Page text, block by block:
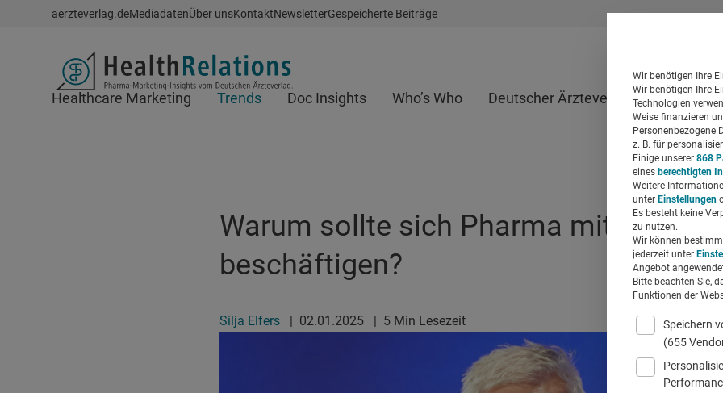
Schnellzugriff
aerzteverlag.deMediadatenÜber unsKontaktNewsletterGespeicherte Beiträge
Header
Healthcare Marketing Trends Doc Insights Who’s Who Deutscher Ärzteverlag
Warum sollte sich Pharma mit
beschäftigen?
Silja Elfers | 02.01.2025 | 5 Min Lesezeit
Wir benötigen Ihre
Wir benötigen Ihre
Technologien
Weise finanzieren
Personenbezogene
z. B. für
Einige unserer 868
eines berechtigten
Weitere
unter Einstellungen
Es besteht keine
zu nutzen.
Wir können
jederzeit unter
Angebot
Bitte beachten Sie,
Funktionen der
Speichern
(655